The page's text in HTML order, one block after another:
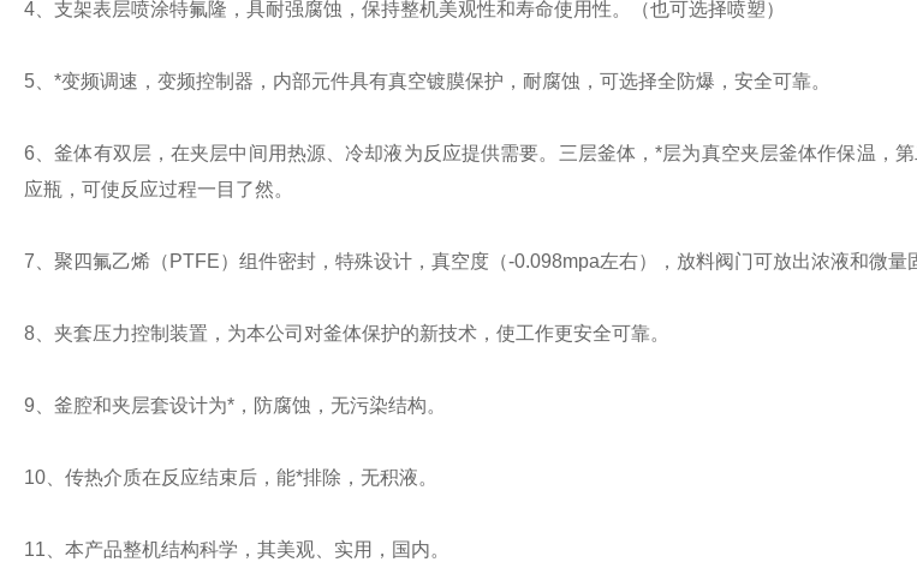
4、支架表层喷涂特氟隆，具耐强腐蚀，保持整机美观性和寿命使用性。（也可选择喷塑）
5、*变频调速，变频控制器，内部元件具有真空镀膜保护，耐腐蚀，可选择全防爆，安全可靠。
6、釜体有双层，在夹层中间用热源、冷却液为反应提供需要。三层釜体，*层为真空夹层釜体作保温，
应瓶，可使反应过程一目了然。
7、聚四氟乙烯（ PTFE）组件密封，特殊设计，真空度（-0.098mpa左右），放料阀门可放出浓液和微量
8、 夹套压力控制装置，为本公司对釜体保护的新技术，使工作更安全可靠。
9、釜腔和夹层套设计为*，防腐蚀，无污染结构。
10、 传热介质在反应结束后，能*排除，无积液。
11 、本产品整机结构科学，其美观、实用，国内。